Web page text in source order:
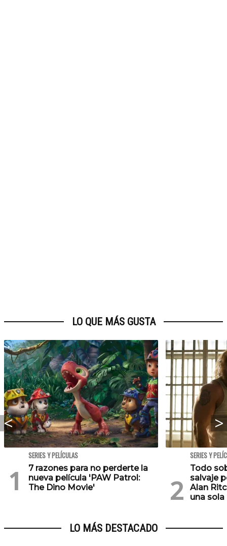
LO QUE MÁS GUSTA
SERIES Y PELÍCULAS
7 razones para no perderte la
nueva película 'PAW Patrol:
The Dino Movie'
SERIES Y
Todo
salvaje
Alan
una sola
LO MÁS DESTACADO